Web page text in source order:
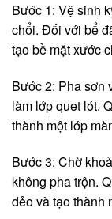
Bước 1: Vệ sinh
chổi. Đối với bể
tạo bề mặt xước
Bước 2: Pha sơn
làm lớp quet lót.
thành một lớp
Bước 3: Chờ
không pha trộn.
dẻo và tạo thành